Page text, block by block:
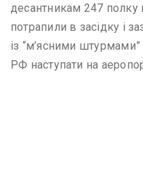
десантникам 247
потрапили в засідку і
із “м’ясними
РФ наступати на